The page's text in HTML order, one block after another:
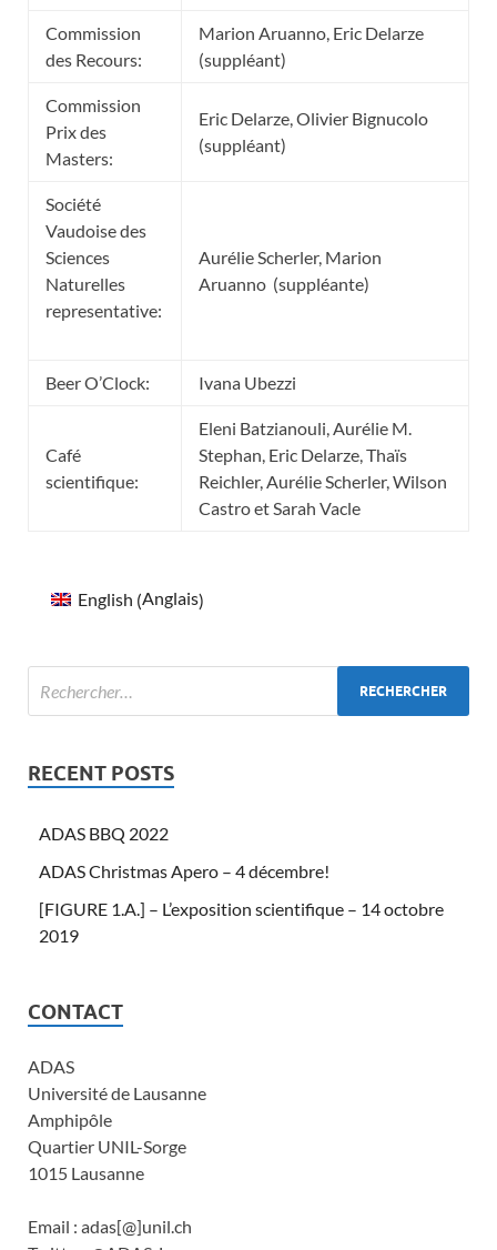
Commission
des Recours:
Marion Aruanno, Eric Delarze
(suppléant)
Commission
Prix des
Masters:
Eric Delarze, Olivier Bignucolo
(suppléant)
Société
Vaudoise des
Sciences
Naturelles
representative:
Aurélie Scherler, Marion
Aruanno (suppléante)
Beer O’Clock: Ivana Ubezzi
Café
scientifique:
Eleni Batzianouli, Aurélie M.
Stephan, Eric Delarze, Thaïs
Reichler, Aurélie Scherler, Wilson
Castro et Sarah Vacle
English (Anglais)
RECENT POSTS
ADAS BBQ 2022
ADAS Christmas Apero – 4 décembre!
[FIGURE 1.A.] – L’exposition scientifique – 14 octobre
2019
CONTACT
ADAS
Université de Lausanne
Amphipôle
Quartier UNIL-Sorge
1015 Lausanne
Email : adas[@]unil.ch